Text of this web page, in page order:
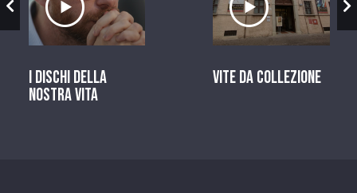
I dischi della
nostra vita
Vite da Collezione